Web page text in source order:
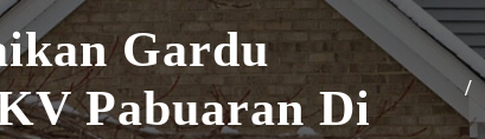
Gardu
Pabuaran Di